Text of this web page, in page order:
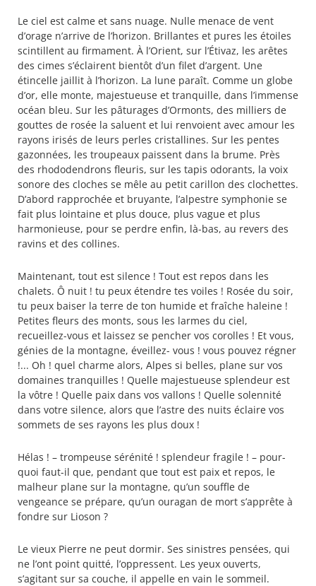
Le ciel est calme et sans nuage. Nulle menace de vent
d’orage n’arrive de l’horizon. Brillantes et pures les étoiles
scintillent au firmament. À l’Orient, sur l’Étivaz, les arêtes
des cimes s’éclairent bientôt d’un filet d’argent. Une
étincelle jaillit à l’horizon. La lune paraît. Comme un globe
d’or, elle monte, majestueuse et tranquille, dans l’immense
océan bleu. Sur les pâturages d’Ormonts, des milliers de
gouttes de rosée la saluent et lui renvoient avec amour les
rayons irisés de leurs perles cristallines. Sur les pentes
gazonnées, les troupeaux paissent dans la brume. Près
des rhododendrons fleuris, sur les tapis odorants, la voix
sonore des cloches se mêle au petit carillon des clochettes.
D’abord rapprochée et bruyante, l’alpestre symphonie se
fait plus lointaine et plus douce, plus vague et plus
harmonieuse, pour se perdre enfin, là-bas, au revers des
ravins et des collines.
Maintenant, tout est silence ! Tout est repos dans les
chalets. Ô nuit ! tu peux étendre tes voiles ! Rosée du soir,
tu peux baiser la terre de ton humide et fraîche haleine !
Petites fleurs des monts, sous les larmes du ciel,
recueillez-vous et laissez se pencher vos corolles ! Et vous,
génies de la montagne, éveillez- vous ! vous pouvez régner
!... Oh ! quel charme alors, Alpes si belles, plane sur vos
domaines tranquilles ! Quelle majestueuse splendeur est
la vôtre ! Quelle paix dans vos vallons ! Quelle solennité
dans votre silence, alors que l’astre des nuits éclaire vos
sommets de ses rayons les plus doux !
Hélas ! – trompeuse sérénité ! splendeur fragile ! – pour-
quoi faut-il que, pendant que tout est paix et repos, le
malheur plane sur la montagne, qu’un souffle de
vengeance se prépare, qu’un ouragan de mort s’apprête à
fondre sur Lioson ?
Le vieux Pierre ne peut dormir. Ses sinistres pensées, qui
ne l’ont point quitté, l’oppressent. Les yeux ouverts,
s’agitant sur sa couche, il appelle en vain le sommeil.